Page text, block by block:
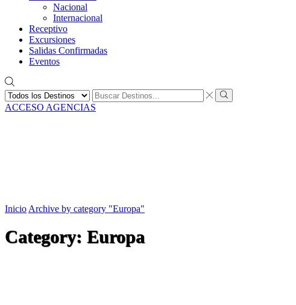
Nacional
Internacional
Receptivo
Excursiones
Salidas Confirmadas
Eventos
Search
input
Search
ACCESO AGENCIAS
Inicio Archive by category "Europa"
Category: Europa